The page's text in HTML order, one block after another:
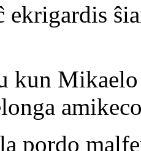
ekrigardis
Mikaelo
pordo